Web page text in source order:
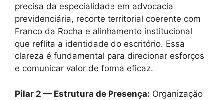
precisa da especialidade em advocacia
previdenciária, recorte territorial coerente com
Franco da Rocha e alinhamento institucional
que reflita a identidade do escritório. Essa
clareza é fundamental para direcionar esforços
e comunicar valor de forma eficaz.
Pilar 2 — Estrutura de Presença: Organização